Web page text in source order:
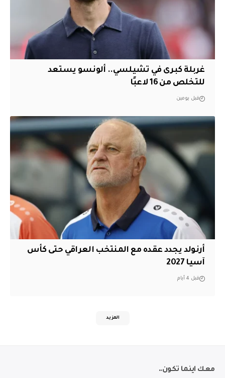
غربلة كبرى في تشيلسي.. ألونسو يستعد
للتخلص من 16 لاعبًا
قبل يومين
أرنولد يجدد عقده مع المنتخب العراقي حتى كأس
آسيا 2027
قبل 4 أيام
المزيد
معك اينما تكون..